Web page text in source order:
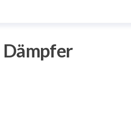
Dämpfer